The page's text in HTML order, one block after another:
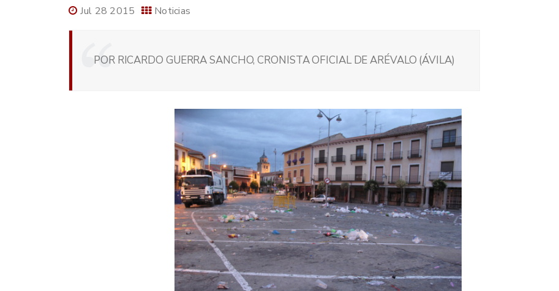
Jul 28 2015 Noticias
POR RICARDO GUERRA SANCHO, CRONISTA OFICIAL DE ARÉVALO (ÁVILA)